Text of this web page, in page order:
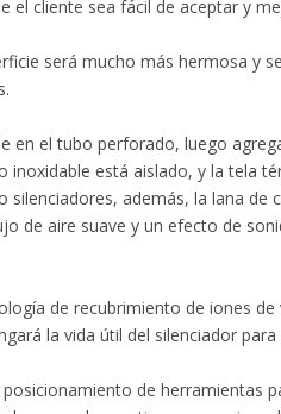
el cliente sea fácil de aceptar y
será mucho más hermosa y
en el tubo perforado, luego
inoxidable está aislado, y la tela
además, la lana de
de aire suave y un efecto de
de recubrimiento de iones
la vida útil del silenciador
de herramientas